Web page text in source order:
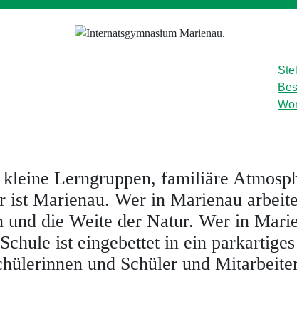
kleine Lerngruppen, familiäre
ist Marienau. Wer in Marienau
und die Weite der Natur. Wer in
ist eingebettet in ein
und Schüler und